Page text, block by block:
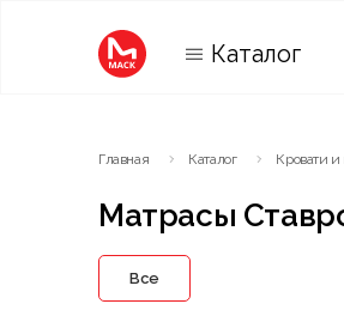
Каталог
Главная Каталог Кровати
Матрасы
Все